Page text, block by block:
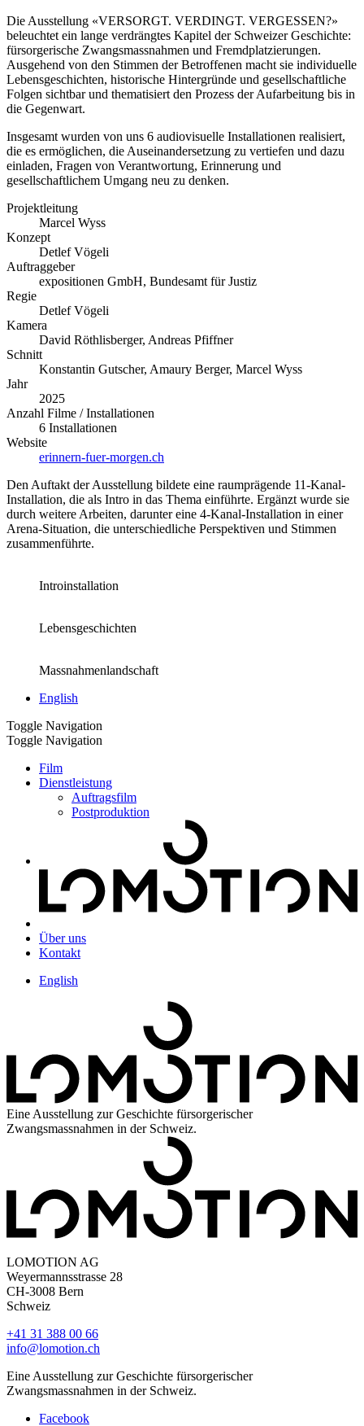
Die Ausstellung «VERSORGT. VERDINGT. VERGESSEN?»
beleuchtet ein lange verdrängtes Kapitel der Schweizer Geschichte:
fürsorgerische Zwangsmassnahmen und Fremdplatzierungen.
Ausgehend von den Stimmen der Betroffenen macht sie individuelle
Lebensgeschichten, historische Hintergründe und gesellschaftliche
Folgen sichtbar und thematisiert den Prozess der Aufarbeitung bis in
die Gegenwart.
Insgesamt wurden von uns 6 audiovisuelle Installationen realisiert,
die es ermöglichen, die Auseinandersetzung zu vertiefen und dazu
einladen, Fragen von Verantwortung, Erinnerung und
gesellschaftlichem Umgang neu zu denken.
Projektleitung
Marcel Wyss
Konzept
Detlef Vögeli
Auftraggeber
expositionen GmbH, Bundesamt für Justiz
Regie
Detlef Vögeli
Kamera
David Röthlisberger, Andreas Pfiffner
Schnitt
Konstantin Gutscher, Amaury Berger, Marcel Wyss
Jahr
2025
Anzahl Filme / Installationen
6 Installationen
Website
erinnern-fuer-morgen.ch
Den Auftakt der Ausstellung bildete eine raumprägende 11-Kanal-
Installation, die als Intro in das Thema einführte. Ergänzt wurde sie
durch weitere Arbeiten, darunter eine 4-Kanal-Installation in einer
Arena-Situation, die unterschiedliche Perspektiven und Stimmen
zusammenführte.
Introinstallation
Lebensgeschichten
Massnahmenlandschaft
English
Toggle Navigation
Toggle Navigation
Film
Dienstleistung
Auftragsfilm
Postproduktion
Über uns
Kontakt
English
Eine Ausstellung zur Geschichte fürsorgerischer
Zwangsmassnahmen in der Schweiz.
LOMOTION AG
Weyermannsstrasse 28
CH-3008 Bern
Schweiz
+41 31 388 00 66
info@lomotion.ch
Eine Ausstellung zur Geschichte fürsorgerischer
Zwangsmassnahmen in der Schweiz.
Facebook